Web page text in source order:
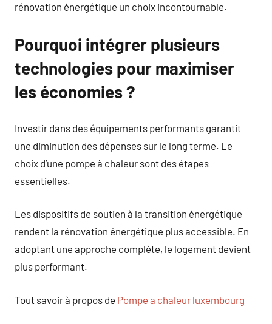
rénovation énergétique un choix incontournable.
Pourquoi intégrer plusieurs
technologies pour maximiser
les économies ?
Investir dans des équipements performants garantit
une diminution des dépenses sur le long terme. Le
choix d’une pompe à chaleur sont des étapes
essentielles.
Les dispositifs de soutien à la transition énergétique
rendent la rénovation énergétique plus accessible. En
adoptant une approche complète, le logement devient
plus performant.
Tout savoir à propos de Pompe a chaleur luxembourg